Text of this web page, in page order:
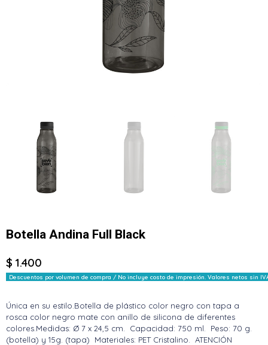
Botella Andina Full Black
$ 1.400
Descuentos por volumen de compra / No incluye costo de impresión. Valores netos sin
Única en su estilo.Botella de plástico color negro con tapa a
rosca color negro mate con anillo de silicona de diferentes
colores.Medidas: Ø 7 x 24,5 cm. Capacidad: 750 ml. Peso: 70 g.
(botella) y 15g. (tapa) Materiales: PET Cristalino. ATENCIÓN